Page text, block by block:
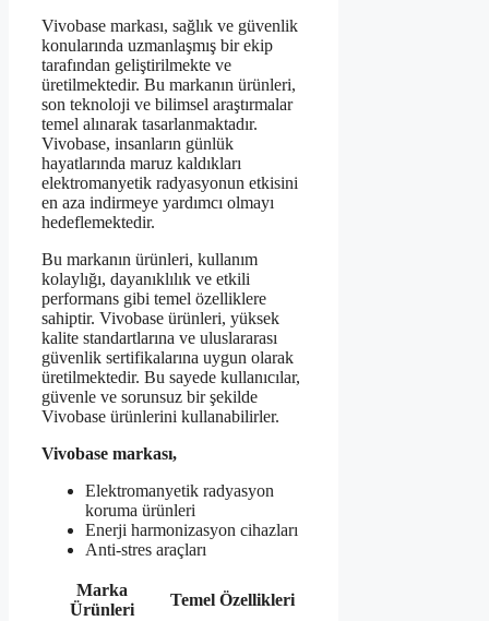
Vivobase markası, sağlık ve güvenlik
konularında uzmanlaşmış bir ekip
tarafından geliştirilmekte ve
üretilmektedir. Bu markanın ürünleri,
son teknoloji ve bilimsel araştırmalar
temel alınarak tasarlanmaktadır.
Vivobase, insanların günlük
hayatlarında maruz kaldıkları
elektromanyetik radyasyonun etkisini
en aza indirmeye yardımcı olmayı
hedeflemektedir.
Bu markanın ürünleri, kullanım
kolaylığı, dayanıklılık ve etkili
performans gibi temel özelliklere
sahiptir. Vivobase ürünleri, yüksek
kalite standartlarına ve uluslararası
güvenlik sertifikalarına uygun olarak
üretilmektedir. Bu sayede kullanıcılar,
güvenle ve sorunsuz bir şekilde
Vivobase ürünlerini kullanabilirler.
Vivobase markası,
Elektromanyetik radyasyon
koruma ürünleri
Enerji harmonizasyon cihazları
Anti-stres araçları
Marka
Ürünleri
Temel Özellikleri